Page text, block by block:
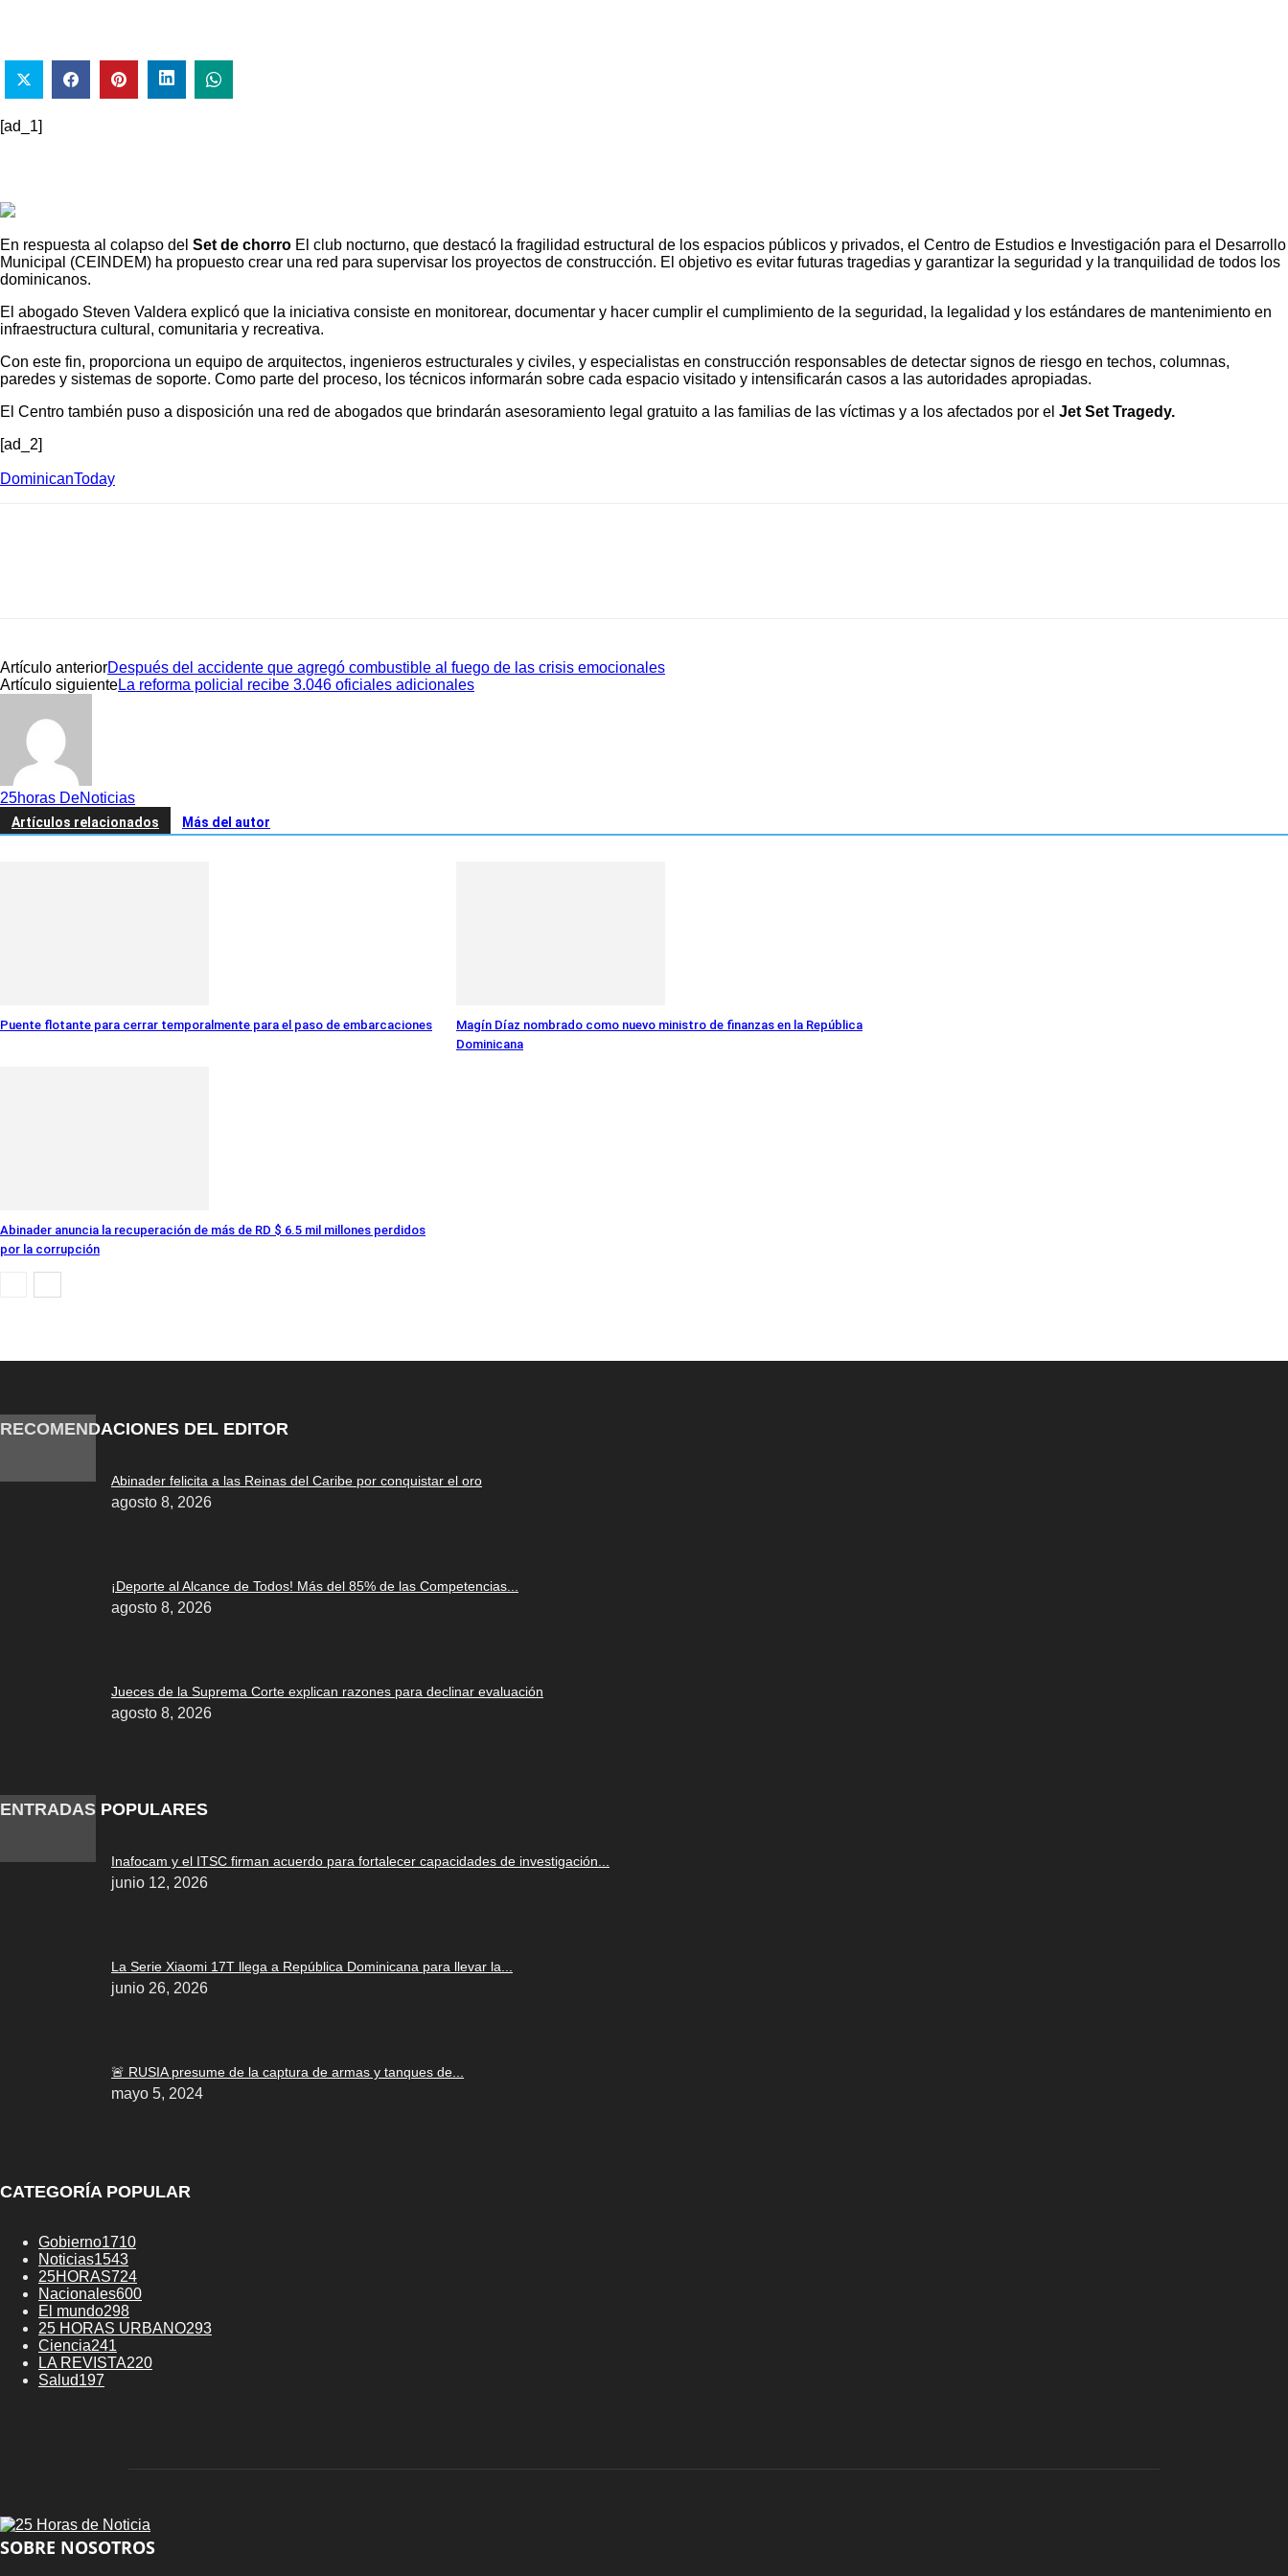
[ad_1]
En respuesta al colapso del Set de chorro El club nocturno, que destacó la fragilidad estructural de los espacios públicos y privados, el Centro de Estudios e Investigación para el Desarrollo
Municipal (CEINDEM) ha propuesto crear una red para supervisar los proyectos de construcción. El objetivo es evitar futuras tragedias y garantizar la seguridad y la tranquilidad de todos los
dominicanos.
El abogado Steven Valdera explicó que la iniciativa consiste en monitorear, documentar y hacer cumplir el cumplimiento de la seguridad, la legalidad y los estándares de mantenimiento en
infraestructura cultural, comunitaria y recreativa.
Con este fin, proporciona un equipo de arquitectos, ingenieros estructurales y civiles, y especialistas en construcción responsables de detectar signos de riesgo en techos, columnas,
paredes y sistemas de soporte. Como parte del proceso, los técnicos informarán sobre cada espacio visitado y intensificarán casos a las autoridades apropiadas.
El Centro también puso a disposición una red de abogados que brindarán asesoramiento legal gratuito a las familias de las víctimas y a los afectados por el Jet Set Tragedy.
[ad_2]
DominicanToday
Artículo anteriorDespués del accidente que agregó combustible al fuego de las crisis emocionales
Artículo siguienteLa reforma policial recibe 3.046 oficiales adicionales
25horas DeNoticias
Artículos relacionados Más del autor
Puente flotante para cerrar temporalmente para el paso de embarcaciones
Magín Díaz nombrado como nuevo ministro de finanzas en la República
Dominicana
Abinader anuncia la recuperación de más de RD $ 6.5 mil millones perdidos
por la corrupción
RECOMENDACIONES DEL EDITOR
Abinader felicita a las Reinas del Caribe por conquistar el oro
agosto 8, 2026
¡Deporte al Alcance de Todos! Más del 85% de las Competencias...
agosto 8, 2026
Jueces de la Suprema Corte explican razones para declinar evaluación
agosto 8, 2026
ENTRADAS POPULARES
Inafocam y el ITSC firman acuerdo para fortalecer capacidades de investigación...
junio 12, 2026
La Serie Xiaomi 17T llega a República Dominicana para llevar la...
junio 26, 2026
🚨 RUSIA presume de la captura de armas y tanques de...
mayo 5, 2024
CATEGORÍA POPULAR
Gobierno1710
Noticias1543
25HORAS724
Nacionales600
El mundo298
25 HORAS URBANO293
Ciencia241
LA REVISTA220
Salud197
SOBRE NOSOTROS